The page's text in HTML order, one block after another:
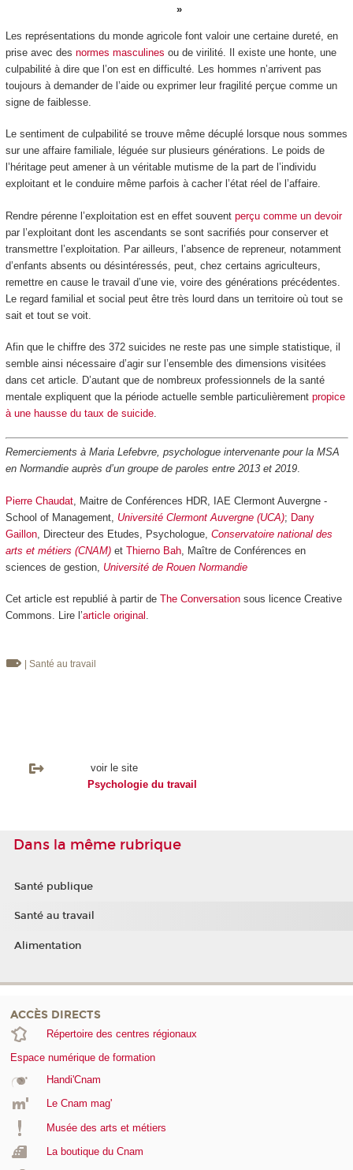
Les représentations du monde agricole font valoir une certaine dureté, en
prise avec des normes masculines ou de virilité. Il existe une honte, une
culpabilité à dire que l’on est en difficulté. Les hommes n’arrivent pas
toujours à demander de l’aide ou exprimer leur fragilité perçue comme un
signe de faiblesse.
Le sentiment de culpabilité se trouve même décuplé lorsque nous sommes
sur une affaire familiale, léguée sur plusieurs générations. Le poids de
l’héritage peut amener à un véritable mutisme de la part de l’individu
exploitant et le conduire même parfois à cacher l’état réel de l’affaire.
Rendre pérenne l’exploitation est en effet souvent perçu comme un devoir
par l’exploitant dont les ascendants se sont sacrifiés pour conserver et
transmettre l’exploitation. Par ailleurs, l’absence de repreneur, notamment
d’enfants absents ou désintéressés, peut, chez certains agriculteurs,
remettre en cause le travail d’une vie, voire des générations précédentes.
Le regard familial et social peut être très lourd dans un territoire où tout se
sait et tout se voit.
Afin que le chiffre des 372 suicides ne reste pas une simple statistique, il
semble ainsi nécessaire d’agir sur l’ensemble des dimensions visitées
dans cet article. D’autant que de nombreux professionnels de la santé
mentale expliquent que la période actuelle semble particulièrement propice
à une hausse du taux de suicide.
Remerciements à Maria Lefebvre, psychologue intervenante pour la MSA
en Normandie auprès d’un groupe de paroles entre 2013 et 2019.
Pierre Chaudat, Maitre de Conférences HDR, IAE Clermont Auvergne -
School of Management, Université Clermont Auvergne (UCA); Dany
Gaillon, Directeur des Etudes, Psychologue, Conservatoire national des
arts et métiers (CNAM)et Thierno Bah, Maître de Conférences en
sciences de gestion, Université de Rouen Normandie
Cet article est republié à partir de The Conversationsous licence Creative
Commons. Lire l’article original .
| Santé au travail
voir le site
Psychologie du travail
Dans la même rubrique
Santé publique
Santé au travail
Alimentation
ACCÈS DIRECTS
Répertoire des centres régionaux
Espace numérique de formation
Handi'Cnam
Le Cnam mag'
Musée des arts et métiers
La boutique du Cnam